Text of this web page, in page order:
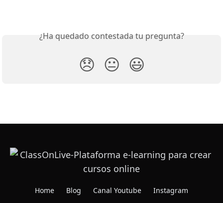
¿Ha quedado contestada tu pregunta?
😞 😐 😃
Home Blog Canal Youtube Instagram